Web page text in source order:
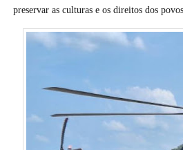
preservar as culturas e os direitos dos